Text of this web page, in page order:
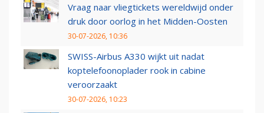
Vraag naar vliegtickets wereldwijd onder
druk door oorlog in het Midden-Oosten
30-07-2026, 10:36
SWISS-Airbus A330 wijkt uit nadat
koptelefoonoplader rook in cabine
veroorzaakt
30-07-2026, 10:23